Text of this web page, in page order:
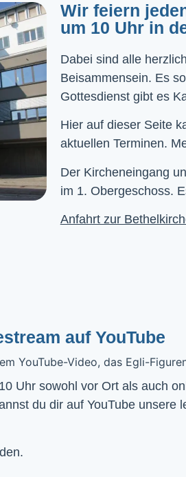
Wir feiern
um 10 Uhr in
Dabei sind alle
Beisammensein. Es
Gottesdienst gibt es
Hier auf dieser Seite
aktuellen Terminen.
Der Kircheneingang
im 1. Obergeschoss.
Anfahrt zur
auf YouTube
du dir auf YouTube unsere